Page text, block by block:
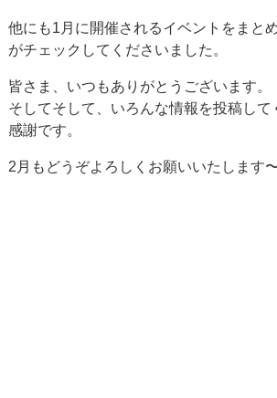
他にも1月に開催されるイベントをまと
がチェックしてくださいました。
皆さま、いつもありがとうございます。
そしてそして、いろんな情報を投稿して
感謝です。
2月もどうぞよろしくお願いいたします〜